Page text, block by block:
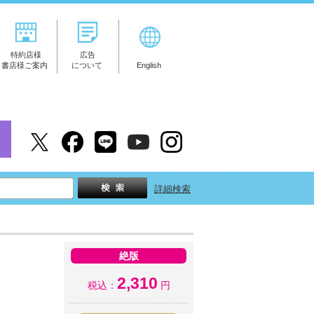
特約店様
書店様ご案内
広告
について
English
詳細検索
絶版
税込： 2,310 円